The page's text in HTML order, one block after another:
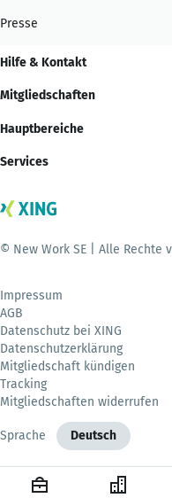
Presse
Hilfe & Kontakt
Mitgliedschaften
Hauptbereiche
Services
© New Work SE | Alle Rechte
Impressum
AGB
Datenschutz bei XING
Datenschutzerklärung
Mitgliedschaft kündigen
Tracking
Mitgliedschaften widerrufen
Sprache Deutsch